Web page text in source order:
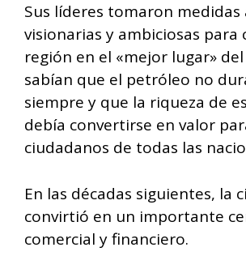
Sus líderes tomaron medidas
visionarias y ambiciosas para
región en el «mejor lugar»
sabían que el petróleo no
siempre y que la riqueza de
debía convertirse en valor
ciudadanos de todas las
En las décadas siguientes, la
convirtió en un importante
comercial y financiero.